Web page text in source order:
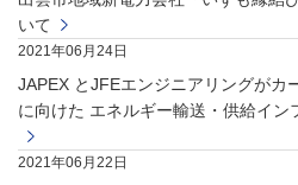
いて
2021年06月24日
JAPEX とJFEエンジニアリングがカ
に向けた エネルギー輸送・供給イ
2021年06月22日